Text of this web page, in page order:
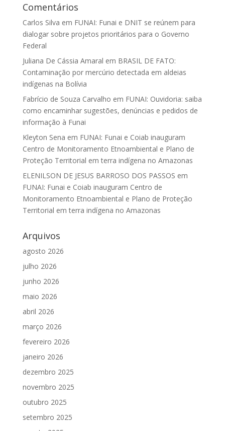
Comentários
Carlos Silva em FUNAI: Funai e DNIT se reúnem para
dialogar sobre projetos prioritários para o Governo
Federal
Juliana De Cássia Amaral em BRASIL DE FATO:
Contaminação por mercúrio detectada em aldeias
indígenas na Bolívia
Fabrício de Souza Carvalho em FUNAI: Ouvidoria: saiba
como encaminhar sugestões, denúncias e pedidos de
informação à Funai
Kleyton Sena em FUNAI: Funai e Coiab inauguram
Centro de Monitoramento Etnoambiental e Plano de
Proteção Territorial em terra indígena no Amazonas
ELENILSON DE JESUS BARROSO DOS PASSOS em
FUNAI: Funai e Coiab inauguram Centro de
Monitoramento Etnoambiental e Plano de Proteção
Territorial em terra indígena no Amazonas
Arquivos
agosto 2026
julho 2026
junho 2026
maio 2026
abril 2026
março 2026
fevereiro 2026
janeiro 2026
dezembro 2025
novembro 2025
outubro 2025
setembro 2025